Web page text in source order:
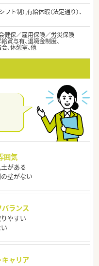
フト制）,有給休暇（法定通り）、
健保／雇用保険／労災保険
賞与有、退職金制度、
、休憩室、他
囲気
がある
壁がない
ランス
やすい
キャリア